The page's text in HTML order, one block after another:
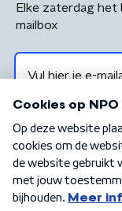
Elke zaterdag het
mailbox
Algemene